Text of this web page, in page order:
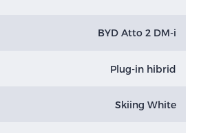
BYD Atto 2 DM-i
Plug-in hibrid
Skiing White